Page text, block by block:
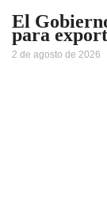
El
para
2 de agosto de 2026